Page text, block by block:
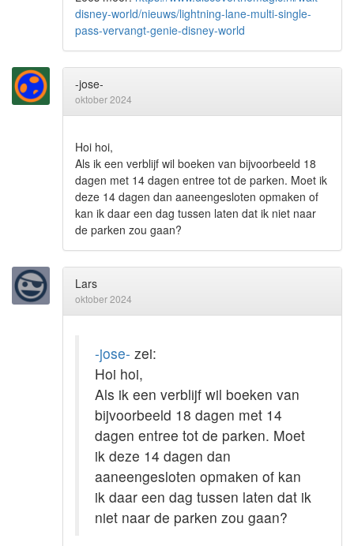
disney-world/nieuws/lightning-lane-multi-single-
pass-vervangt-genie-disney-world
-jose-
oktober 2024
Hoi hoi,
Als ik een verblijf wil boeken van bijvoorbeeld 18
dagen met 14 dagen entree tot de parken. Moet ik
deze 14 dagen dan aaneengesloten opmaken of
kan ik daar een dag tussen laten dat ik niet naar
de parken zou gaan?
Lars
oktober 2024
-jose- zei:
Hoi hoi,
Als ik een verblijf wil boeken van
bijvoorbeeld 18 dagen met 14
dagen entree tot de parken. Moet
ik deze 14 dagen dan
aaneengesloten opmaken of kan
ik daar een dag tussen laten dat ik
niet naar de parken zou gaan?